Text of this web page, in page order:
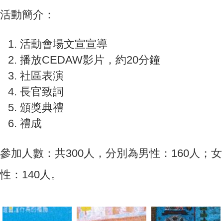
活動簡介：
活動會場文宣宣導
播放CEDAW影片，約20分鐘
社區表演
長官致詞
頒獎典禮
禮成
參加人數：共300人，分別為男性：160人；女
性：140人。